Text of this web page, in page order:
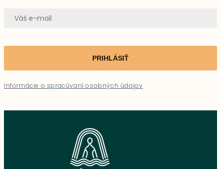
PRIHLÁSIŤ
Informácie o spracúvaní osobných údajov